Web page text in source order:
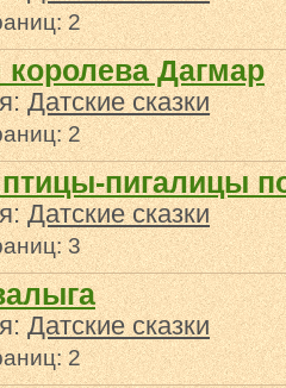
2
Дагмар
Датские сказки
2
пигалицы
Датские сказки
3
Датские сказки
2